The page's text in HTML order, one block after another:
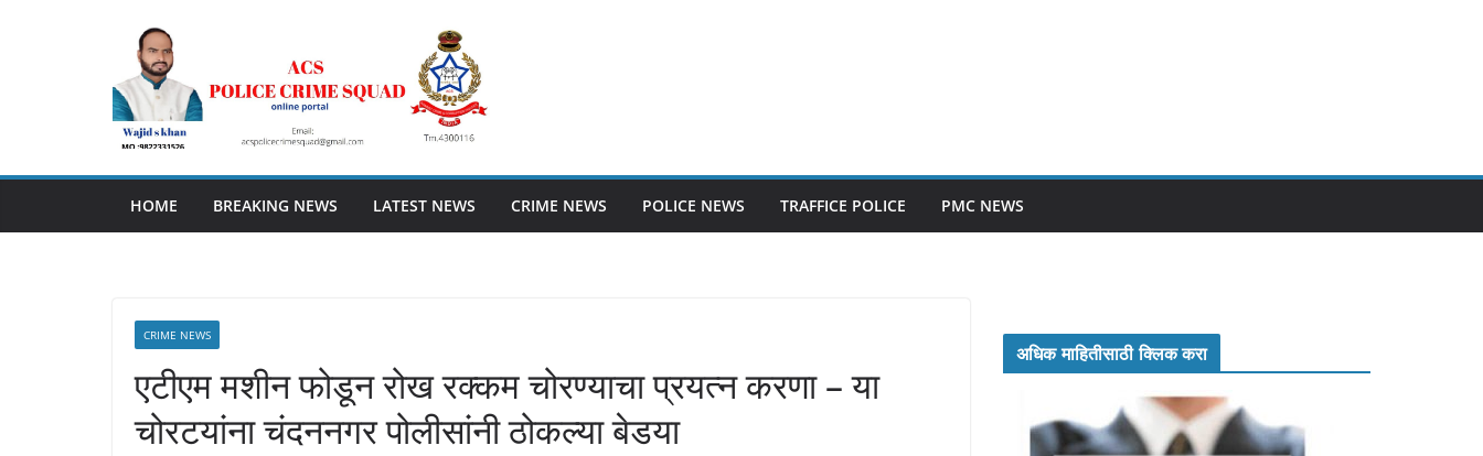
HOME BREAKING NEWS LATEST NEWS CRIME NEWS POLICE NEWS TRAFFICE POLICE PMC NEWS
CRIME NEWS
एटीएम मशीन फोडून रोख रक्कम चोरण्याचा प्रयत्न करणा – या
चोरटयांना चंदननगर पोलीसांनी ठोकल्या बेडया
अधिक माहितीसाठी क्लिक करा